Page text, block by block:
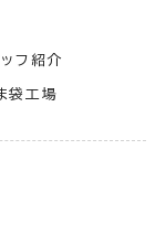
ッフ紹介
袋工場